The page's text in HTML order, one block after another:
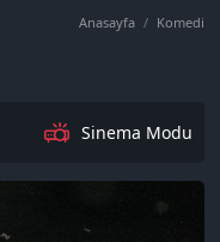
Anasayfa Komedi
Sinema Modu